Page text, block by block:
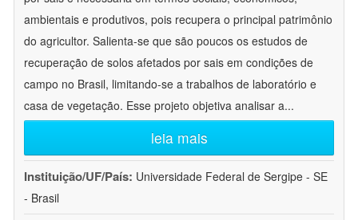
ambientais e produtivos, pois recupera o principal patrimônio
do agricultor. Salienta-se que são poucos os estudos de
recuperação de solos afetados por sais em condições de
campo no Brasil, limitando-se a trabalhos de laboratório e
casa de vegetação. Esse projeto objetiva analisar a...
leia mais
Instituição/UF/País: Universidade Federal de Sergipe - SE
- Brasil